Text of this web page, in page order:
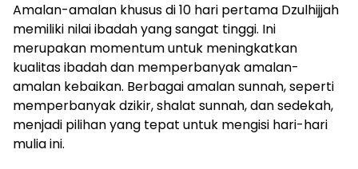
Amalan-amalan khusus di 10 hari pertama Dzulhijjah
memiliki nilai ibadah yang sangat tinggi. Ini
merupakan momentum untuk meningkatkan
kualitas ibadah dan memperbanyak amalan-
amalan kebaikan. Berbagai amalan sunnah, seperti
memperbanyak dzikir, shalat sunnah, dan sedekah,
menjadi pilihan yang tepat untuk mengisi hari-hari
mulia ini.